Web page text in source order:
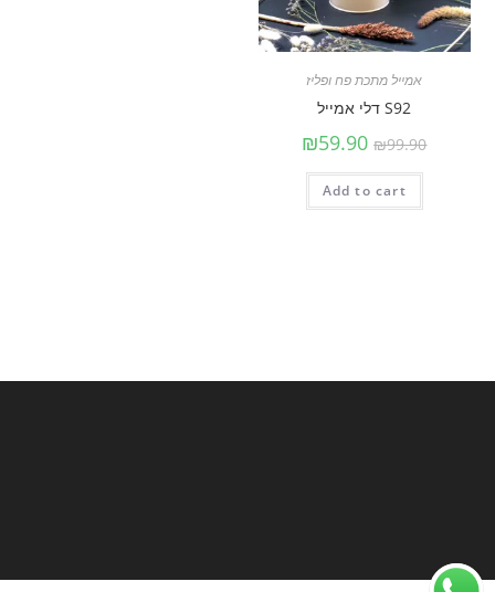
אמייל מתכת פח ופליז
S92 דלי אמייל
₪99.90
₪59.90
Add to cart